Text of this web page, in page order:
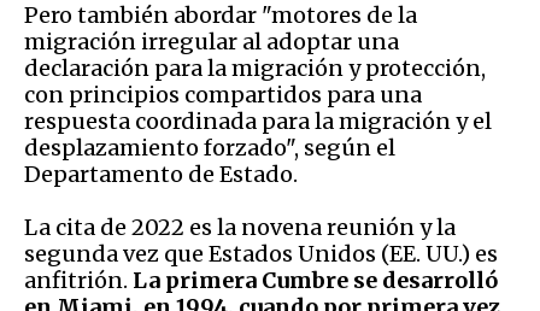
Pero también abordar "motores de la
migración irregular al adoptar una
declaración para la migración y protección,
con principios compartidos para una
respuesta coordinada para la migración y el
desplazamiento forzado", según el
Departamento de Estado.
La cita de 2022 es la novena reunión y la
segunda vez que Estados Unidos (EE. UU.) es
anfitrión. La primera Cumbre se desarrolló